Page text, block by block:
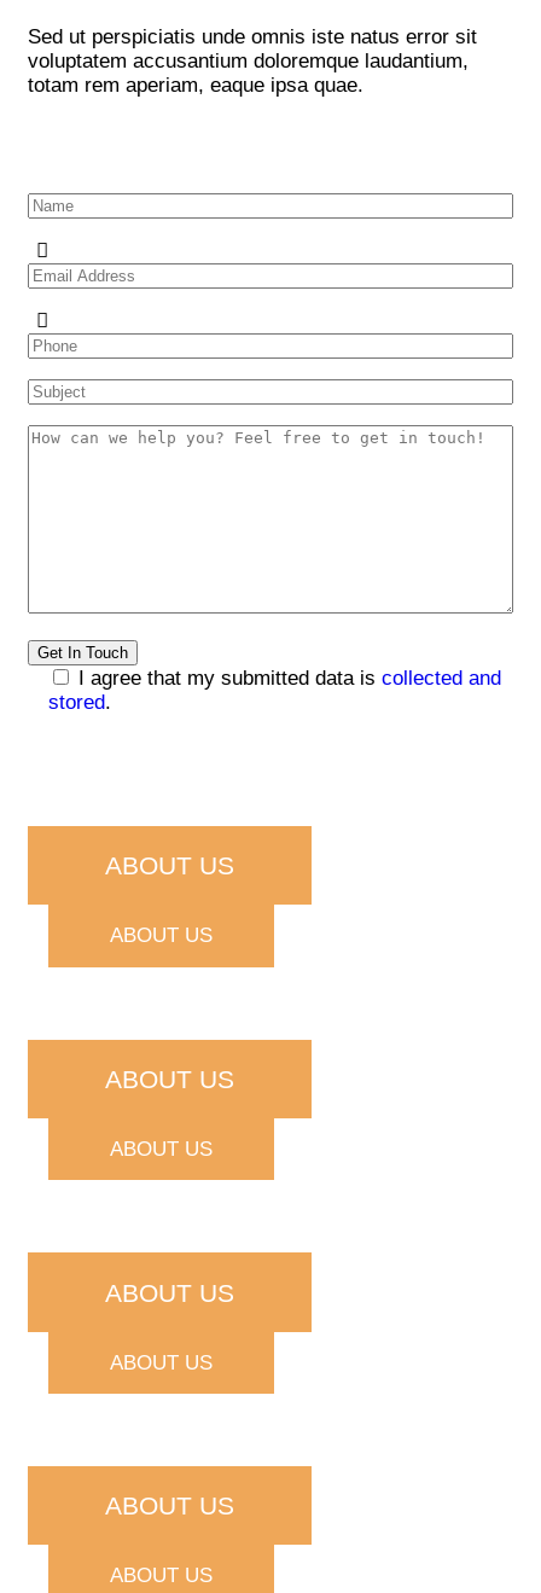
Sed ut perspiciatis unde omnis iste natus error sit
voluptatem accusantium doloremque laudantium,
totam rem aperiam, eaque ipsa quae.
I agree that my submitted data is collected and
stored.
ABOUT US
ABOUT US
ABOUT US
ABOUT US
ABOUT US
ABOUT US
ABOUT US
ABOUT US